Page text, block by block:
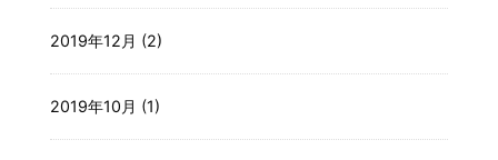
2019年12月 (2)
2019年10月 (1)